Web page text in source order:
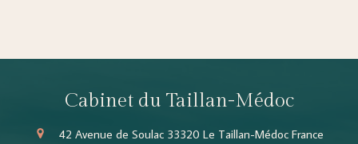
Cabinet du Taillan-Médoc
42 Avenue de Soulac 33320 Le Taillan-Médoc France